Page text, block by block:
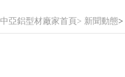
中亞鋁型材廠家首頁> 新聞動態>